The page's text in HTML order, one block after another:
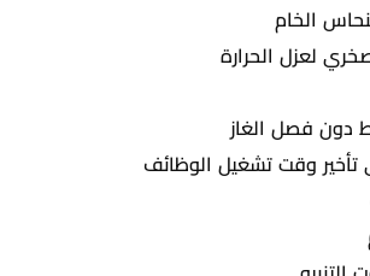
الخام
لعزل الحرارة
دون فصل الغاز
وقت تشغيل الوظائف